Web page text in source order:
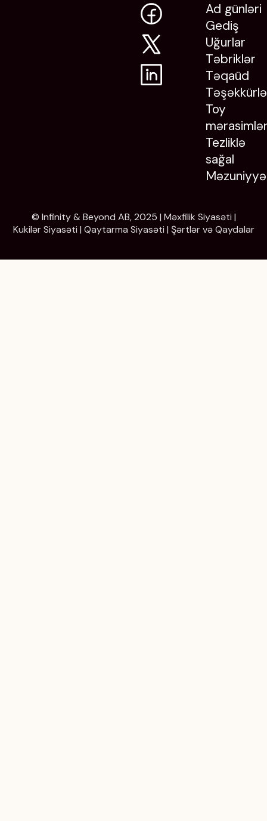
Ad günləri
Gediş
Uğurlar
Təbriklər
Təqaüd
Toy
Tezliklə
sağal
© Infinity & Beyond AB, 2025 | Məxfilik Siyasəti |
Kukilər Siyasəti | Qaytarma Siyasəti | Şərtlər və Qaydalar